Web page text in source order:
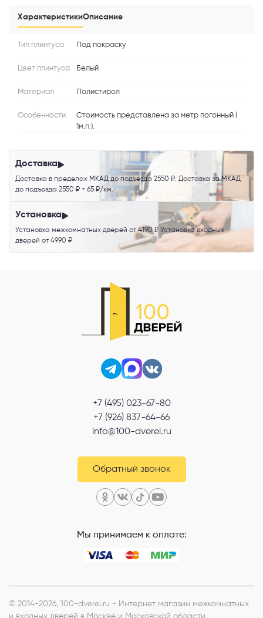
ХарактеристикиОписание
Тип плинтуса Под покраску
Цвет плинтуса Белый
Материал Полистирол
Особенности
Стоимость представлена за метр погонный (
1м.п.).
Доставка
Доставка в пределах МКАД до подъезда 2550 ₽. Доставка за МКАД
до подъезда 2550 ₽ + 65 ₽/км.
Установка
Установка межкомнатных дверей от 4190 ₽ Установка входных
дверей от 4990 ₽
+7 (495) 023-67-80
+7 (926) 837-64-66
info@100-dverei.ru
Обратный звонок
Мы принимаем к оплате:
© 2014-2026, 100-dverei.ru - Интернет магазин межкомнатных
и входных дверей в Москве и Московской области
Telegram
обработку персональных данных.